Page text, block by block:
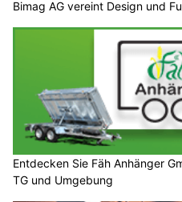
Bimag AG vereint Design und
Entdecken Sie Fäh Anhänger
TG und Umgebung